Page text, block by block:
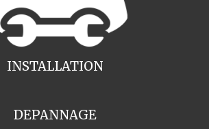
INSTALLATION
DEPANNAGE